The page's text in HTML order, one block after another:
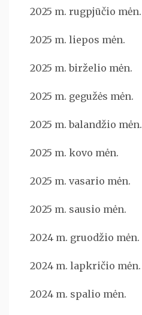
2025 m. rugpjūčio mėn.
2025 m. liepos mėn.
2025 m. birželio mėn.
2025 m. gegužės mėn.
2025 m. balandžio mėn.
2025 m. kovo mėn.
2025 m. vasario mėn.
2025 m. sausio mėn.
2024 m. gruodžio mėn.
2024 m. lapkričio mėn.
2024 m. spalio mėn.